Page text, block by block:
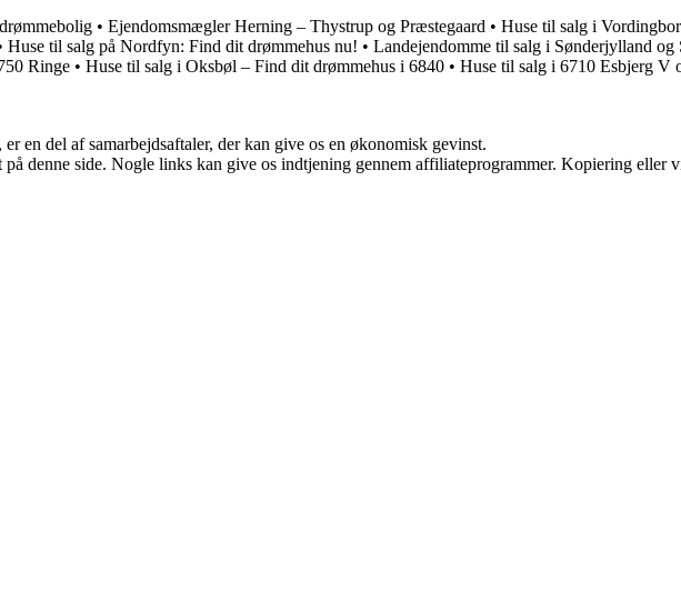
• Ejendomsmægler Herning – Thystrup og Præstegaard • Huse til salg i
Huse til salg på Nordfyn: Find dit drømmehus nu! • Landejendomme til salg i Sønderjylland og
Ringe • Huse til salg i Oksbøl – Find dit drømmehus i 6840 • Huse til salg i 6710 Esbjerg V
en del af samarbejdsaftaler, der kan give os en økonomisk gevinst.
denne side. Nogle links kan give os indtjening gennem affiliateprogrammer. Kopiering eller